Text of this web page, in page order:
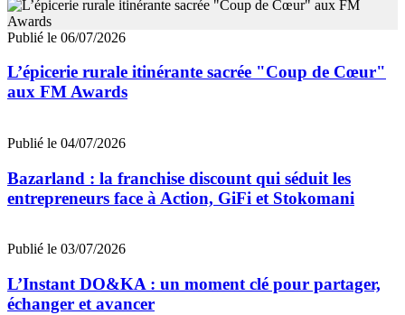
Publié le 06/07/2026
L’épicerie rurale itinérante sacrée "Coup de Cœur"
aux FM Awards
Publié le 04/07/2026
Bazarland : la franchise discount qui séduit les
entrepreneurs face à Action, GiFi et Stokomani
Publié le 03/07/2026
L’Instant DO&KA : un moment clé pour partager,
échanger et avancer